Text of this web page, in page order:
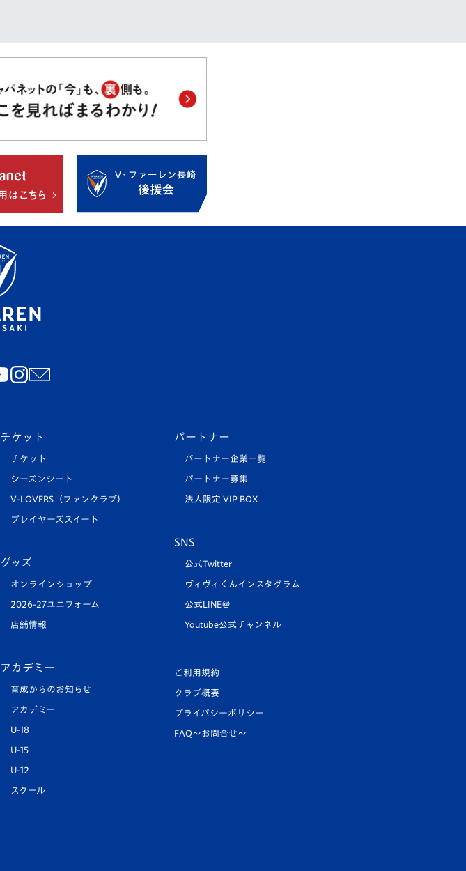
チケット
チケット
シーズンシート
V-LOVERS（ファンクラブ）
プレイヤーズスイート
グッズ
オンラインショップ
2026-27ユニフォーム
店舗情報
アカデミー
育成からのお知らせ
アカデミー
U-18
U-15
U-12
スクール
パートナー
パートナー企業一覧
パートナー募集
法人限定 VIP BOX
SNS
公式Twitter
ヴィヴィくんインスタグラム
公式LINE＠
Youtube公式チャンネル
ご利用規約
クラブ概要
プライバシーポリシー
FAQ〜お問合せ〜